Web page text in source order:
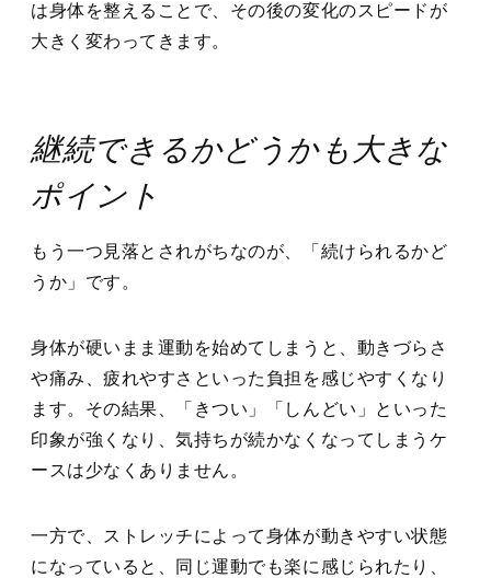
は身体を整えることで、その後の変化のスピードが
大きく変わってきます。
継続できるかどうかも大きな
ポイント
もう一つ見落とされがちなのが、「続けられるかど
うか」です。
身体が硬いまま運動を始めてしまうと、動きづらさ
や痛み、疲れやすさといった負担を感じやすくなり
ます。その結果、「きつい」「しんどい」といった
印象が強くなり、気持ちが続かなくなってしまうケ
ースは少なくありません。
一方で、ストレッチによって身体が動きやすい状態
になっていると、同じ運動でも楽に感じられたり、